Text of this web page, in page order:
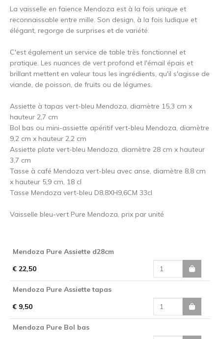
La vaisselle en faïence Mendoza est à la fois unique et
reconnaissable entre mille. Son design, à la fois ludique et
élégant, regorge de surprises et de variété.
C'est également un service de table très fonctionnel et
pratique. Les nuances de vert profond et l'émail épais et
brillant mettent en valeur tous les ingrédients, qu'il s'agisse de
viande, de poisson, de fruits ou de légumes.
Assiette à tapas vert-bleu Mendoza, diamètre 15,3 cm x
hauteur 2,7 cm
Bol bas ou mini-assiette apéritif vert-bleu Mendoza, diamètre
9,2 cm x hauteur 2,2 cm
Assiette plate vert-bleu Mendoza, diamètre 28 cm x hauteur
3,7 cm
Tasse à café Mendoza vert-bleu avec anse, diamètre 8,8 cm
x hauteur 5,9 cm, 18 cl
Tasse Mendoza vert-bleu D8,8XH9,6CM 33cl
Vaisselle bleu-vert Pure Mendoza, prix par unité
Mendoza Pure Assiette d28cm
€ 22,50
Mendoza Pure Assiette tapas
€ 9,50
Mendoza Pure Bol bas